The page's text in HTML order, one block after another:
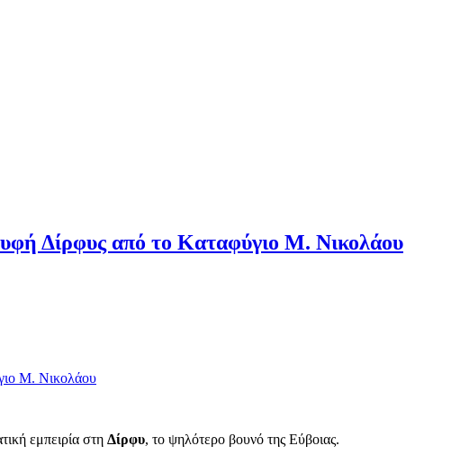
Δίρφυς από το Καταφύγιο Μ. Νικολάου
εμπειρία στη Δίρφυ, το ψηλότερο βουνό της Εύβοιας.